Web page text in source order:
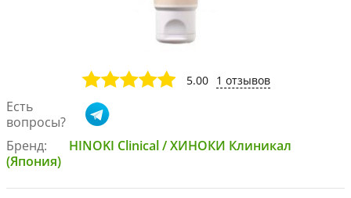
5.00 1 отзывов
Есть
вопросы?
Бренд:
HINOKI Clinical / ХИНОКИ Клиникал
(Япония)